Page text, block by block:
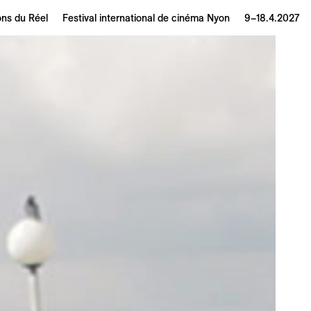
du Réel Festival international de cinéma Nyon 9–18.4.2027